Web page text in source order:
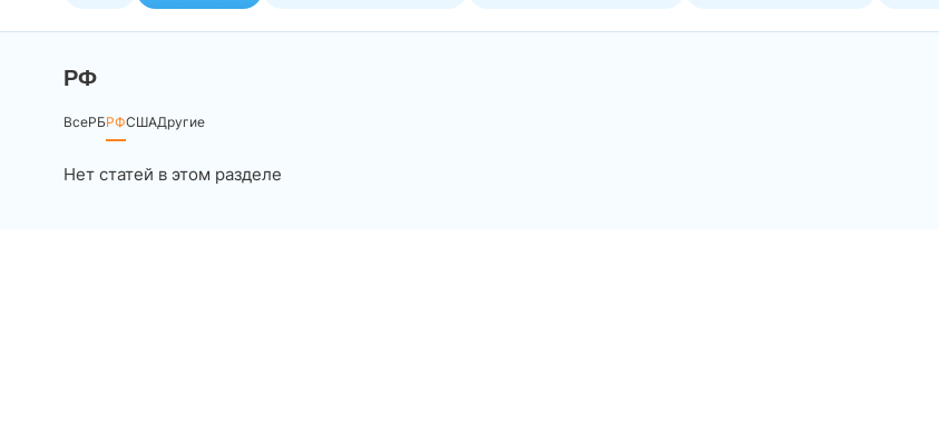
РФ
ВсеРБРФСШАДругие
Нет статей в этом разделе